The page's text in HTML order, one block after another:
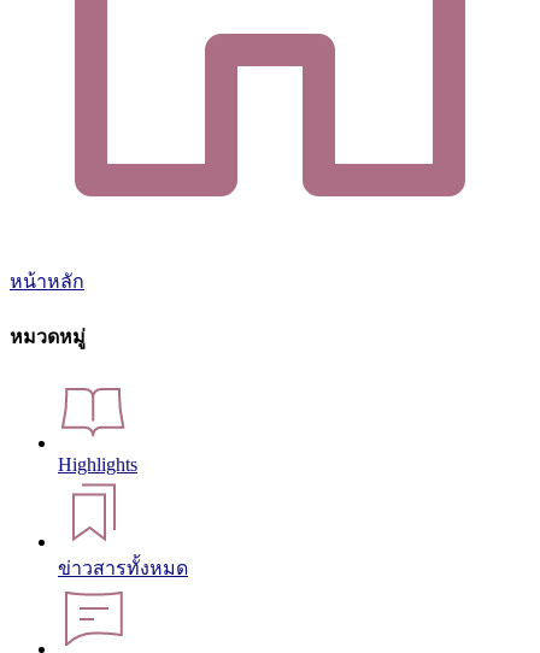
หน้าหลัก
หมวดหมู่
Highlights
ข่าวสารทั้งหมด